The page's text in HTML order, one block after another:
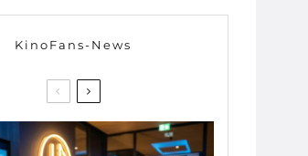
KinoFans-News